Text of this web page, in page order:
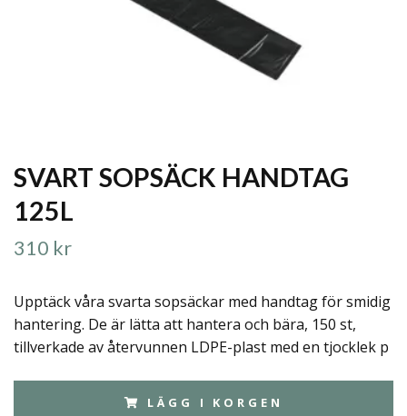
SVART SOPSÄCK HANDTAG
125L
310 kr
Upptäck våra svarta sopsäckar med handtag för smidig
hantering. De är lätta att hantera och bära, 150 st,
tillverkade av återvunnen LDPE-plast med en tjocklek p
LÄGG I KORGEN